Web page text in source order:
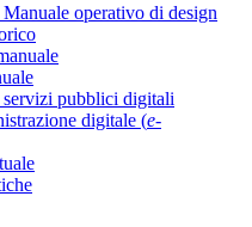
operativo di design
pubblici digitali
digitale (e-